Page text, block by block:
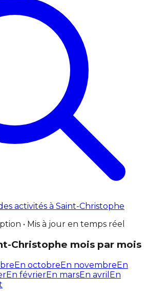
activités à Saint-Christophe
• Mis à jour en temps réel
Christophe mois par mois
En octobreEn novembreEn
En févrierEn marsEn avril En